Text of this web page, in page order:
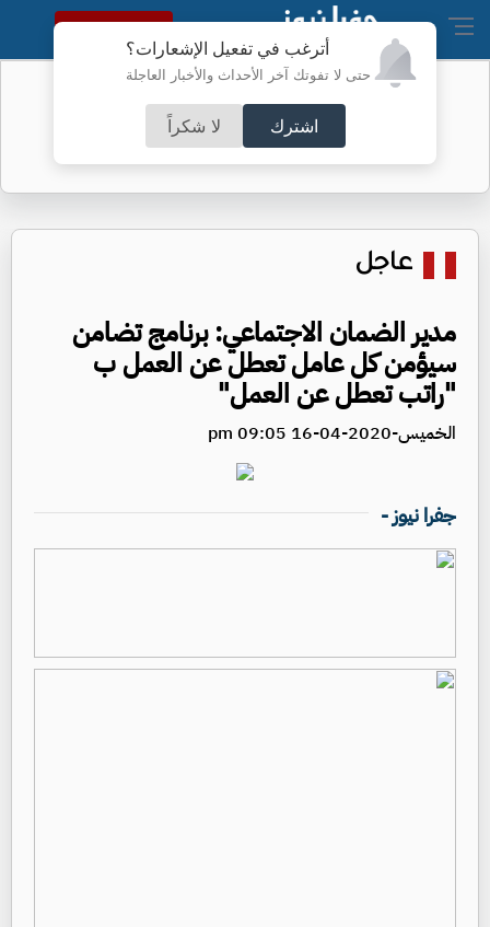
أترغب في تفعيل الإشعارات؟
حتى لا تفوتك آخر الأحداث والأخبار العاجلة
اشترك لا شكراً
النسخة الكاملة
عاجل
مدير الضمان الاجتماعي: برنامج تضامن
سيؤمن كل عامل تعطل عن العمل ب
"راتب تعطل عن العمل"
الخميس-2020-04-16 09:05 pm
جفرا نيوز -